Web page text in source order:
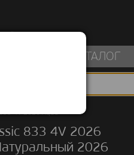
КАТАЛОГ
4V 2026 Aqua+
833 4V 2026
2026